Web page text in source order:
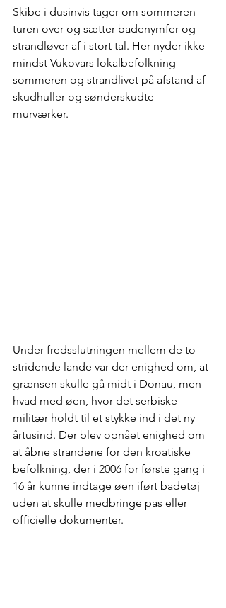
Skibe i dusinvis tager om sommeren
turen over og sætter badenymfer og
strandløver af i stort tal. Her nyder ikke
mindst Vukovars lokalbefolkning
sommeren og strandlivet på afstand af
skudhuller og sønderskudte
murværker.
Under fredsslutningen mellem de to
stridende lande var der enighed om, at
grænsen skulle gå midt i Donau, men
hvad med øen, hvor det serbiske
militær holdt til et stykke ind i det ny
årtusind. Der blev opnået enighed om
at åbne strandene for den kroatiske
befolkning, der i 2006 for første gang i
16 år kunne indtage øen iført badetøj
uden at skulle medbringe pas eller
officielle dokumenter.